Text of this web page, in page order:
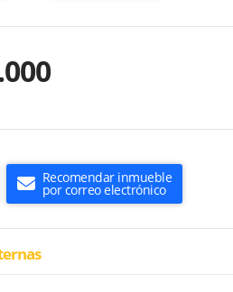
Recomendar inmueble
por correo electrónico